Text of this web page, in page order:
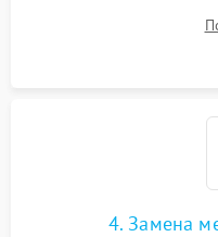
Восстановление
4. Замена